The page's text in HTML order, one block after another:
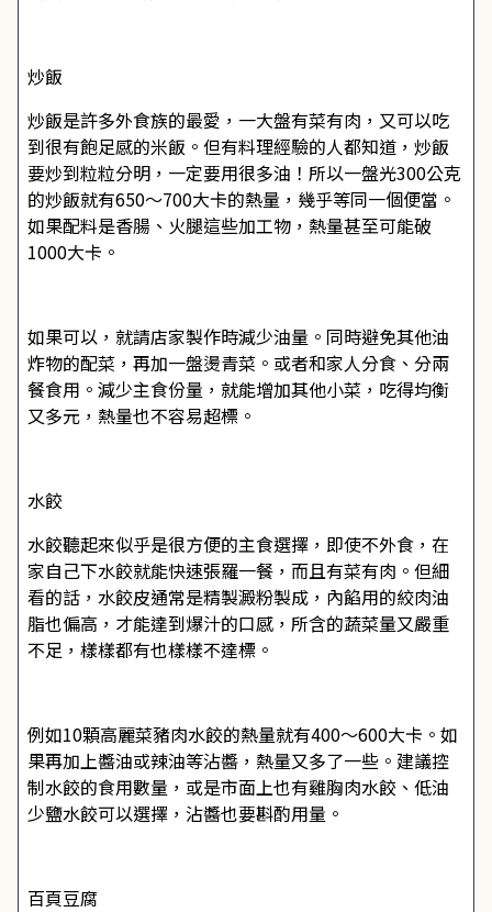
炒飯
炒飯是許多外食族的最愛，一大盤有菜有肉，又可以吃
到很有飽足感的米飯。但有料理經驗的人都知道，炒飯
要炒到粒粒分明，一定要用很多油！所以一盤光300公克
的炒飯就有650～700大卡的熱量，幾乎等同一個便當。
如果配料是香腸、火腿這些加工物，熱量甚至可能破
1000大卡。
如果可以，就請店家製作時減少油量。同時避免其他油
炸物的配菜，再加一盤燙青菜。或者和家人分食、分兩
餐食用。減少主食份量，就能增加其他小菜，吃得均衡
又多元，熱量也不容易超標。
水餃
水餃聽起來似乎是很方便的主食選擇，即使不外食，在
家自己下水餃就能快速張羅一餐，而且有菜有肉。但細
看的話，水餃皮通常是精製澱粉製成，內餡用的絞肉油
脂也偏高，才能達到爆汁的口感，所含的蔬菜量又嚴重
不足，樣樣都有也樣樣不達標。
例如10顆高麗菜豬肉水餃的熱量就有400～600大卡。如
果再加上醬油或辣油等沾醬，熱量又多了一些。建議控
制水餃的食用數量，或是市面上也有雞胸肉水餃、低油
少鹽水餃可以選擇，沾醬也要斟酌用量。
百頁豆腐